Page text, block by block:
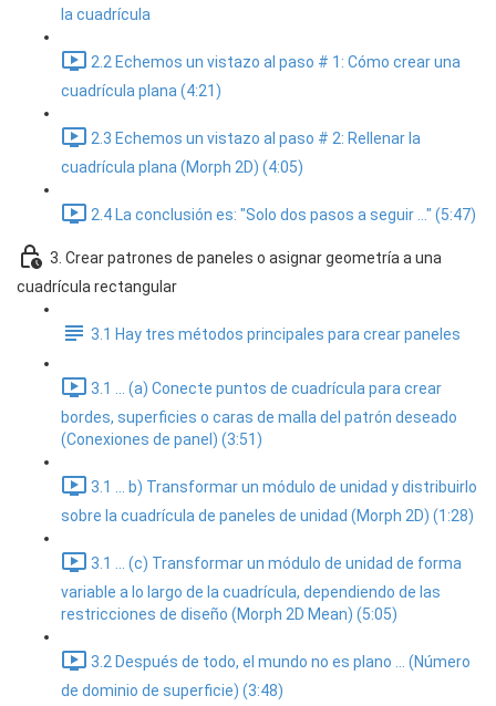
la cuadrícula
2.2 Echemos un vistazo al paso # 1: Cómo crear una
cuadrícula plana (4:21)
2.3 Echemos un vistazo al paso # 2: Rellenar la
cuadrícula plana (Morph 2D) (4:05)
2.4 La conclusión es: "Solo dos pasos a seguir ..." (5:47)
3. Crear patrones de paneles o asignar geometría a una
cuadrícula rectangular
3.1 Hay tres métodos principales para crear paneles
3.1 ... (a) Conecte puntos de cuadrícula para crear
bordes, superficies o caras de malla del patrón deseado
(Conexiones de panel) (3:51)
3.1 ... b) Transformar un módulo de unidad y distribuirlo
sobre la cuadrícula de paneles de unidad (Morph 2D) (1:28)
3.1 ... (c) Transformar un módulo de unidad de forma
variable a lo largo de la cuadrícula, dependiendo de las
restricciones de diseño (Morph 2D Mean) (5:05)
3.2 Después de todo, el mundo no es plano ... (Número
de dominio de superficie) (3:48)